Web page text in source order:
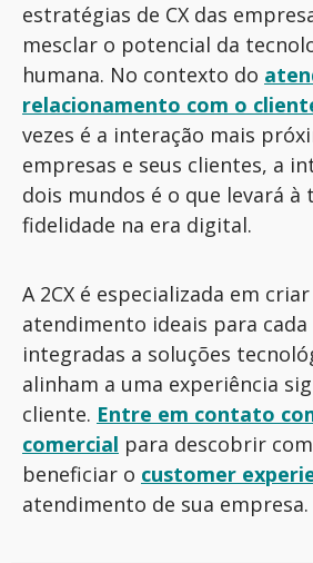
estratégias de CX das
mesclar o potencial da
humana. No contexto do
relacionamento com o
vezes é a interação mais
empresas e seus clientes, a
dois mundos é o que levará à
fidelidade na era digital.
A 2CX é especializada em
atendimento ideais para cada
integradas a soluções
alinham a uma experiência
cliente. Entre em contato
comercial para descobrir
beneficiar o customer
atendimento de sua empresa.